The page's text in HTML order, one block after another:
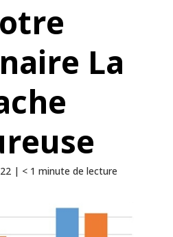
La
| < 1 minute de lecture